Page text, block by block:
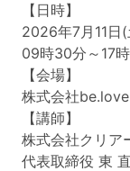
【日時】
2026年7月11日(
09時30分～17
【会場】
株式会社
【講師】
株式会社クリア
代表取締役 東